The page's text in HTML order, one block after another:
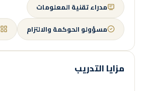
مدراء تقنية المعلومات
مسؤولو الحوكمة والالتزام
مزايا التدريب